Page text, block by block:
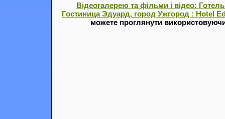
Відеогалерею та фільми і відео:
Гостиница Эдуард, город Ужгород : Hotel
можете проглянути